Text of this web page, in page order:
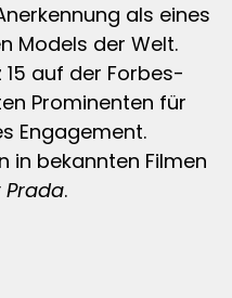
als eines
Models der Welt.
15 auf der Forbes-
Prominenten für
Engagement.
in bekannten Filmen
Prada.